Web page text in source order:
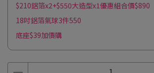
$210鋁箔x2+$550大造型x1優惠組合價$890
18吋鋁箔氣球3件550
底座$39加價購